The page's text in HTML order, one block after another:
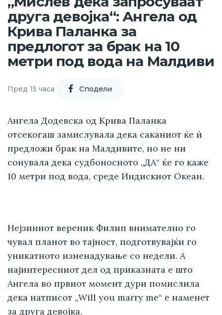
друга девојка“: Ангела од
Крива Паланка за
предлогот за брак на 10
метри под вода на Малдиви
Пред 15 часа Cподели
Ангела Додевска од Крива Паланка
отсекогаш замислувала дека саканиот ќе ѝ
предложи брак на Малдивите, но не ни
сонувала дека судбоносното „ДА“ ќе го каже
10 метри под вода, среде Индискиот Океан.
Нејзиниот вереник Филип внимателно го
чувал планот во тајност, подготвувајќи го
уникатното изненадување со недели. А
најинтересниот дел од приказната е што
Ангела во првиот момент дури помислила
дека натписот „Will you marry me“ е наменет
за друга девојка.